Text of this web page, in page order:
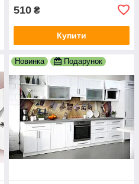
510 ₴
Купити
Новинка Подарунок